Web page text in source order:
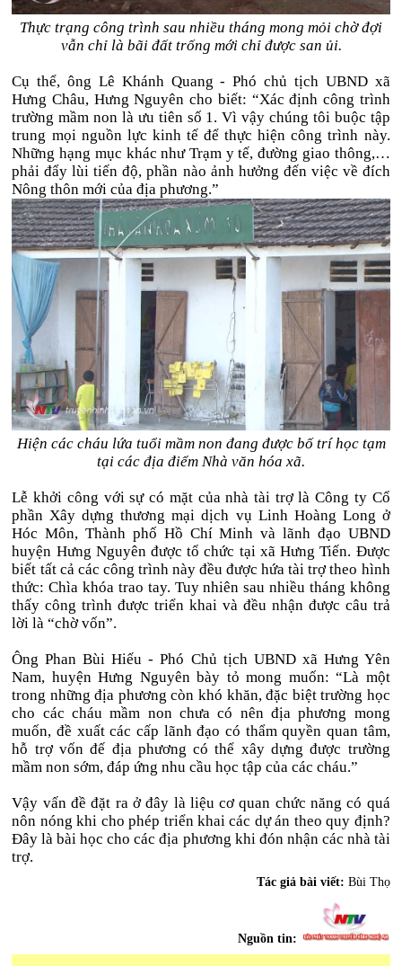
Thực trạng công trình sau nhiều tháng mong mỏi chờ đợi
vẫn chỉ là bãi đất trống mới chỉ được san ủi.
Cụ thể, ông Lê Khánh Quang - Phó chủ tịch UBND xã
Hưng Châu, Hưng Nguyên cho biết: “Xác định công trình
trường mầm non là ưu tiên số 1. Vì vậy chúng tôi buộc tập
trung mọi nguồn lực kinh tế để thực hiện công trình này.
Những hạng mục khác như Trạm y tế, đường giao thông,…
phải đẩy lùi tiến độ, phần nào ảnh hưởng đến việc về đích
Nông thôn mới của địa phương.”
Hiện các cháu lứa tuổi mầm non đang được bố trí học tạm
tại các địa điểm Nhà văn hóa xã.
Lễ khởi công với sự có mặt của nhà tài trợ là Công ty Cổ
phần Xây dựng thương mại dịch vụ Linh Hoàng Long ở
Hóc Môn, Thành phố Hồ Chí Minh và lãnh đạo UBND
huyện Hưng Nguyên được tổ chức tại xã Hưng Tiến. Được
biết tất cả các công trình này đều được hứa tài trợ theo hình
thức: Chìa khóa trao tay. Tuy nhiên sau nhiều tháng không
thấy công trình được triển khai và đều nhận được câu trả
lời là “chờ vốn”.
Ông Phan Bùi Hiếu - Phó Chủ tịch UBND xã Hưng Yên
Nam, huyện Hưng Nguyên bày tỏ mong muốn: “Là một
trong những địa phương còn khó khăn, đặc biệt trường học
cho các cháu mầm non chưa có nên địa phương mong
muốn, đề xuất các cấp lãnh đạo có thẩm quyền quan tâm,
hỗ trợ vốn đế địa phương có thể xây dựng được trường
mầm non sớm, đáp ứng nhu cầu học tập của các cháu.”
Vậy vấn đề đặt ra ở đây là liệu cơ quan chức năng có quá
nôn nóng khi cho phép triển khai các dự án theo quy định?
Đây là bài học cho các địa phương khi đón nhận các nhà tài
trợ.
Tác giả bài viết: Bùi Thọ
Nguồn tin: